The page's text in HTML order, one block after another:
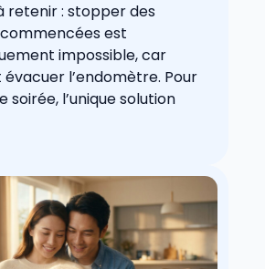
retenir : stopper des
est
impossible, car
évacuer l’endomètre. Pour
soirée, l’unique solution